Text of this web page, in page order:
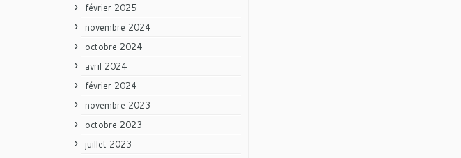
février 2025
novembre 2024
octobre 2024
avril 2024
février 2024
novembre 2023
octobre 2023
juillet 2023